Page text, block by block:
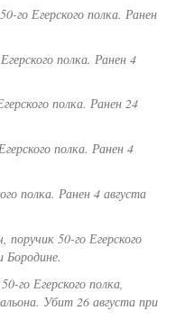
го Егерского полка. Ранен
полка. Ранен 4
полка. Ранен 24
полка. Ранен 4
полка. Ранен 4 августа
50-го Егерского
Бородине.
го Егерского полка,
Убит 26 августа при